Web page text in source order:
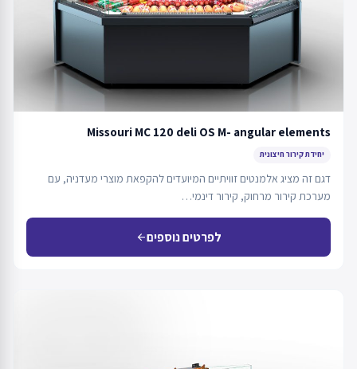
Missouri MC 120 deli OS M- angular elements
יחידת קירור חיצונית
דגם זה מציג אלמנטים זוויתיים המיועדים להקפאת מוצרי מעדניה, עם
מערכת קירור מרחוק, קירור דינמי…
לפרטים נוספיםarrow_back